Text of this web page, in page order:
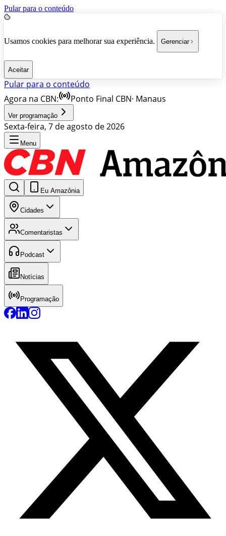
Pular para o conteúdo
Usamos cookies para melhorar sua experiência. Gerenciar
Aceitar
Pular para o conteúdo
Agora na CBN:
Ponto Final CBN· Manaus
Ver programação
Sexta-feira, 7 de agosto de 2026
Menu
Eu Amazônia
Cidades
Comentaristas
Podcast
Notícias
Programação